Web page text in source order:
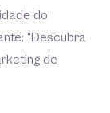
do
“Descubra
de